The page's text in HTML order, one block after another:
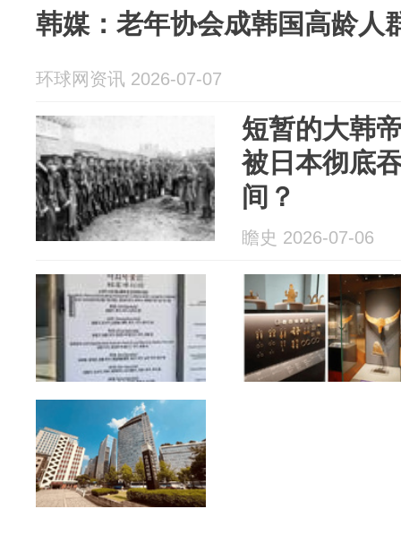
韩媒：老年协会成韩国高龄人
环球网资讯 2026-07-07
短暂的大韩
被日本彻底
间？
瞻史 2026-07-06